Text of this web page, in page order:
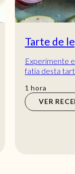
Tarte de
Experimente
fatia desta
1 hora
hora
VER